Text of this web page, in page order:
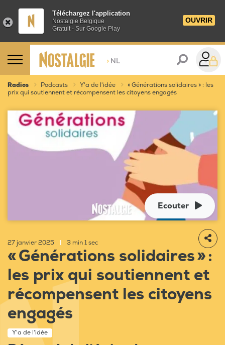
Téléchargez l'application
Nostalgie Belgique
Gratuit - Sur Google Play
OUVRIR
> NL
Radios Podcasts Y'a de l'idée
« Générations solidaires » : les
prix qui soutiennent et récompensent les citoyens engagés
Ecouter
27 janvier 2025 3 min 1 sec
« Générations solidaires » :
les prix qui soutiennent et
récompensent les citoyens
engagés
Y'a de l'idée